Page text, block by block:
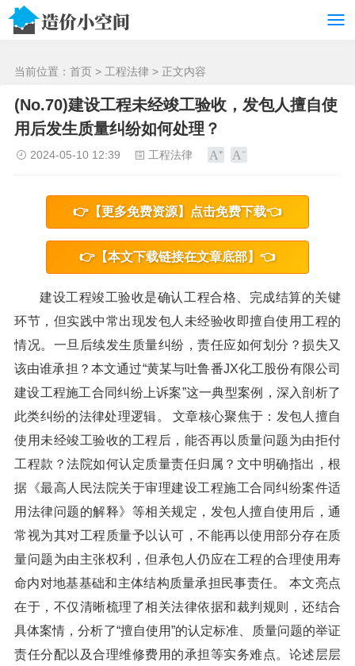
当前位置： 首页 > 工程法律 > 正文内容
(No.70)建设工程未经竣工验收，发包人擅自使
用后发生质量纠纷如何处理？
2024-05-10 12:39 工程法律
👉【更多免费资源】点击免费下载👈
👉【本文下载链接在文章底部】👈
建设工程竣工验收是确认工程合格、完成结算的关键
环节，但实践中常出现发包人未经验收即擅自使用工程的
情况。一旦后续发生质量纠纷，责任应如何划分？损失又
该由谁承担？本文通过“黄某与吐鲁番JX化工股份有限公司
建设工程施工合同纠纷上诉案”这一典型案例，深入剖析了
此类纠纷的法律处理逻辑。 文章核心聚焦于：发包人擅自
使用未经竣工验收的工程后，能否再以质量问题为由拒付
工程款？法院如何认定质量责任归属？文中明确指出，根
据《最高人民法院关于审理建设工程施工合同纠纷案件适
用法律问题的解释》等相关规定，发包人擅自使用后，通
常视为其对工程质量予以认可，不能再以使用部分存在质
量问题为由主张权利，但承包人仍应在工程的合理使用寿
命内对地基基础和主体结构质量承担民事责任。 本文亮点
在于，不仅清晰梳理了相关法律依据和裁判规则，还结合
具体案情，分析了“擅自使用”的认定标准、质量问题的举证
责任分配以及合理维修费用的承担等实务难点。论述层层